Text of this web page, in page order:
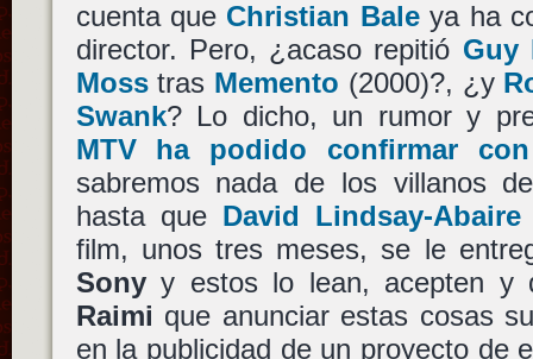
cuenta que Christian Baleya ha
director. Pero, ¿acaso repitió Guy
Mosstras Memento (2000)?, ¿y
Swank? Lo dicho, un rumor y
MTV ha podido confirmar
sabremos nada de los villanos
hasta que David Lindsay-Abaire
film, unos tres meses, se le
Sonyy estos lo lean, acepten y
Raimi que anunciar estas cosas
en la publicidad de un proyecto de